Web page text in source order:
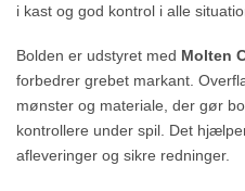
i kast og god kontrol i alle
Bolden er udstyret med Molten
forbedrer grebet markant.
mønster og materiale, der gør
kontrollere under spil. Det
afleveringer og sikre redninger.